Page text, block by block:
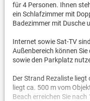
für 4 Personen. Ihnen
ein Schlafzimmer mit
Badezimmer mit Dusche
Internet sowie Sat-TV
Außenbereich können Sie
sowie den Parkplatz
Der Strand Rezaliste
liegt ca. 500 m vom
Beach erreichen Sie